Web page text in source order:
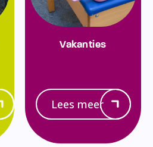
Vakanties
Lees meer